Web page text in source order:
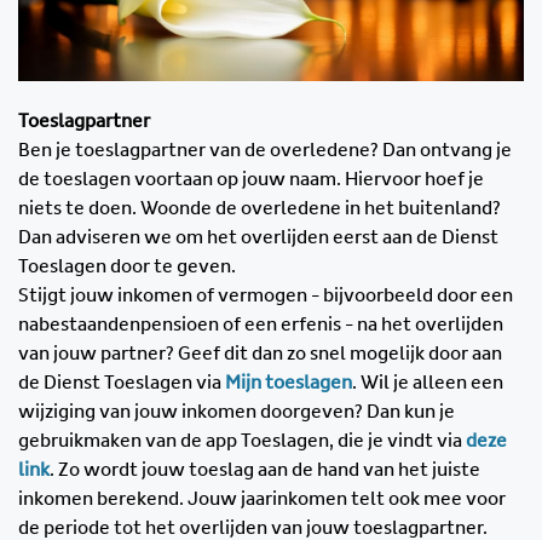
Toeslagpartner
Ben je toeslagpartner van de overledene? Dan ontvang je
de toeslagen voortaan op jouw naam. Hiervoor hoef je
niets te doen. Woonde de overledene in het buitenland?
Dan adviseren we om het overlijden eerst aan de Dienst
Toeslagen door te geven.
Stijgt jouw inkomen of vermogen - bijvoorbeeld door een
nabestaandenpensioen of een erfenis - na het overlijden
van jouw partner? Geef dit dan zo snel mogelijk door aan
de Dienst Toeslagen via Mijn toeslagen. Wil je alleen een
wijziging van jouw inkomen doorgeven? Dan kun je
gebruikmaken van de app Toeslagen, die je vindt viadeze
link. Zo wordt jouw toeslag aan de hand van het juiste
inkomen berekend. Jouw jaarinkomen telt ook mee voor
de periode tot het overlijden van jouw toeslagpartner.